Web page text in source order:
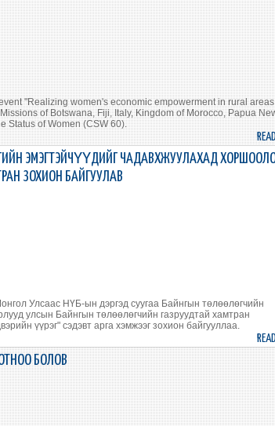
"Realizing women's economic empowerment in rural areas
of Botswana, Fiji, Italy, Kingdom of Morocco, Papua
Status of Women (CSW 60).
ЭМЭГТЭЙЧҮҮДИЙГ ЧАДАВХЖУУЛАХАД
ЗОХИОН БАЙГУУЛАВ
Улсаас НҮБ-ын дэргэд суугаа Байнгын төлөөлөгчийн
улсын Байнгын төлөөлөгчийн газруудтай хамтран
үүрэг" сэдэвт арга хэмжээг зохион байгууллаа.
БОЛОВ